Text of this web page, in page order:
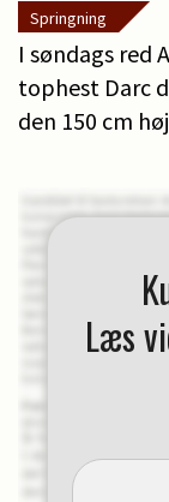
Springning
I søndags red
tophest Darc
den 150 cm
Læs